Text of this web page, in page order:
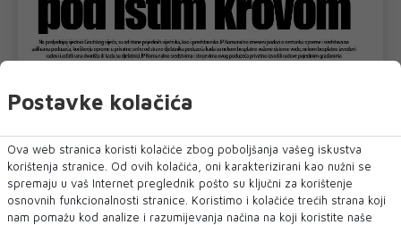
Postavke kolačića
Ova web stranica koristi kolačiće zbog poboljšanja vašeg iskustva
korištenja stranice. Od ovih kolačića, oni karakterizirani kao nužni se
spremaju u vaš Internet preglednik pošto su ključni za korištenje
osnovnih funkcionalnosti stranice. Koristimo i kolačiće trećih strana koji
nam pomažu kod analize i razumijevanja načina na koji koristite naše